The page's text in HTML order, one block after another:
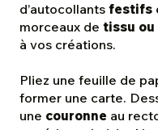
d’autocollants festifs
morceaux de tissu ou
à vos créations.
Pliez une feuille de
former une carte.
une couronne au